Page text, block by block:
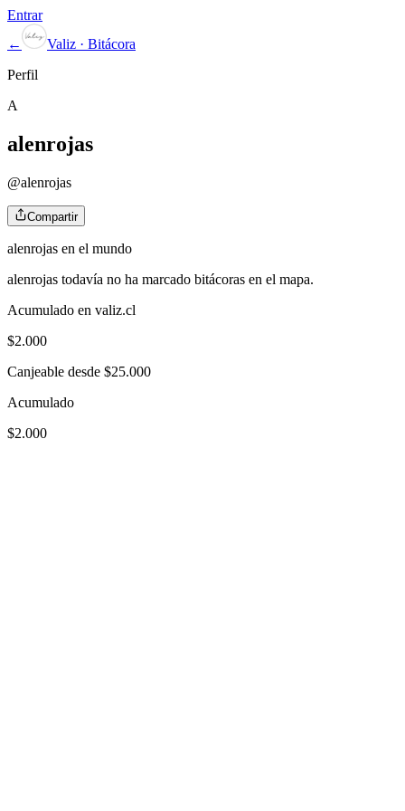
Entrar
←
Valiz · Bitácora
Perfil
A
alenrojas
@alenrojas
Compartir
alenrojas en el mundo
alenrojas todavía no ha marcado bitácoras en el mapa.
Acumulado en valiz.cl
$2.000
Canjeable desde $25.000
Acumulado
$2.000